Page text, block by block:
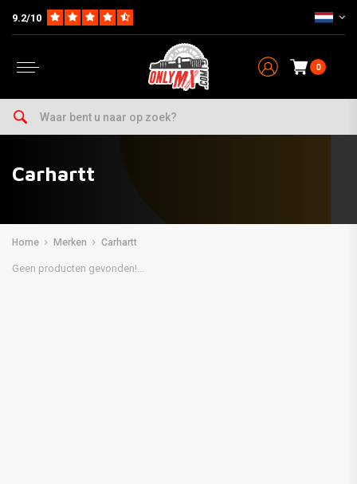
9.2/10
0
Carhartt
Home Merken Carhartt
Geen producten gevonden!...